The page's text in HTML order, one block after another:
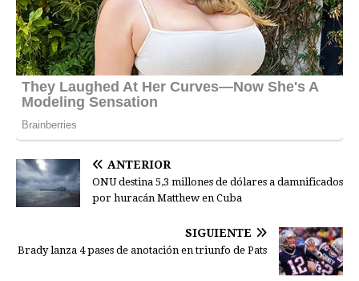
ANTERIOR
ONU destina 5,3 millones de dólares a damnificados
por huracán Matthew en Cuba
SIGUIENTE
Brady lanza 4 pases de anotación en triunfo de Pats